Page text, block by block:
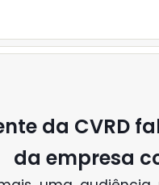
da CVRD
da empresa